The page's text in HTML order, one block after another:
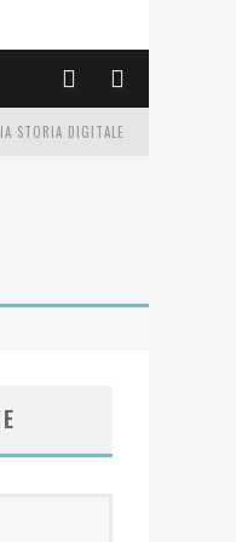
STORIA DIGITALE